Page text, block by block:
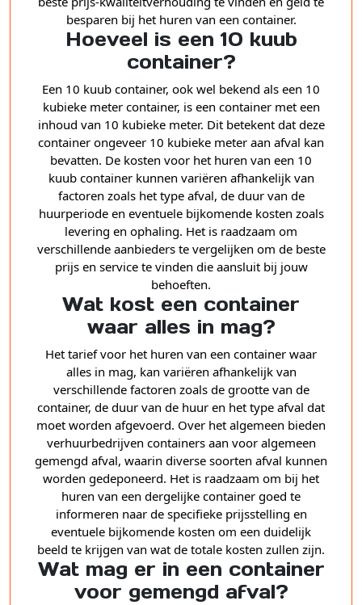
besparen bij het huren van een container.
Hoeveel is een 10 kuub
container?
Een 10 kuub container, ook wel bekend als een 10
kubieke meter container, is een container met een
inhoud van 10 kubieke meter. Dit betekent dat deze
container ongeveer 10 kubieke meter aan afval kan
bevatten. De kosten voor het huren van een 10
kuub container kunnen variëren afhankelijk van
factoren zoals het type afval, de duur van de
huurperiode en eventuele bijkomende kosten zoals
levering en ophaling. Het is raadzaam om
verschillende aanbieders te vergelijken om de beste
prijs en service te vinden die aansluit bij jouw
behoeften.
Wat kost een container
waar alles in mag?
Het tarief voor het huren van een container waar
alles in mag, kan variëren afhankelijk van
verschillende factoren zoals de grootte van de
container, de duur van de huur en het type afval dat
moet worden afgevoerd. Over het algemeen bieden
verhuurbedrijven containers aan voor algemeen
gemengd afval, waarin diverse soorten afval kunnen
worden gedeponeerd. Het is raadzaam om bij het
huren van een dergelijke container goed te
informeren naar de specifieke prijsstelling en
eventuele bijkomende kosten om een duidelijk
beeld te krijgen van wat de totale kosten zullen zijn.
Wat mag er in een container
voor gemengd afval?